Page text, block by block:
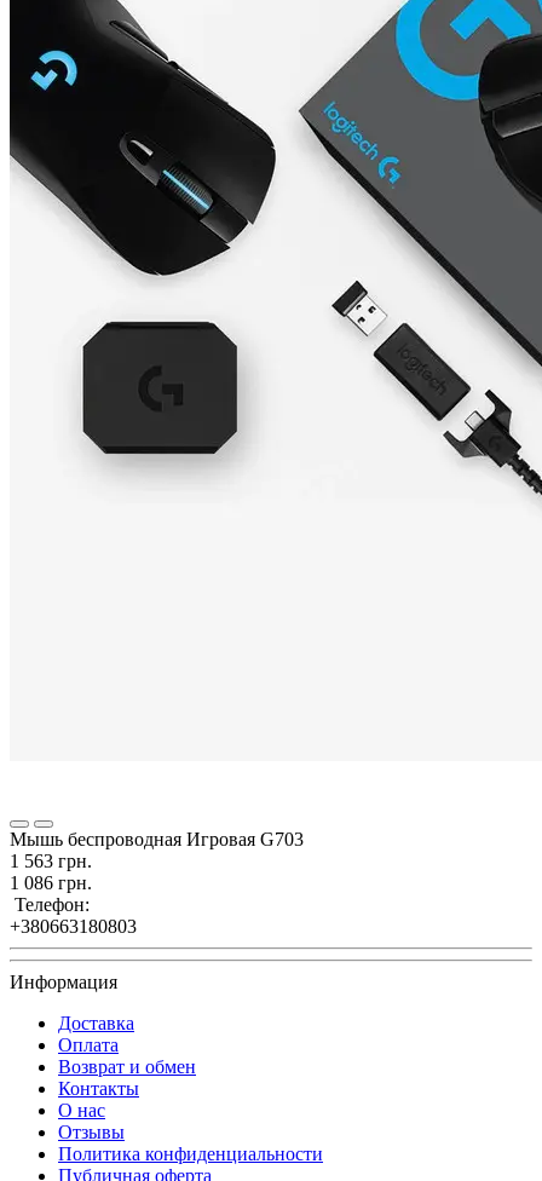
Мышь беспроводная Игровая G703
1 563 грн.
1 086 грн.
Телефон:
+380663180803
Информация
Доставка
Оплата
Возврат и обмен
Контакты
О нас
Отзывы
Политика конфиденциальности
Публичная оферта